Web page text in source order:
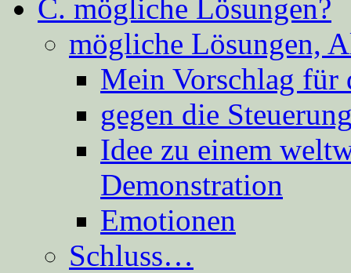
C. mögliche Lösungen?
mögliche Lösungen,
Mein Vorschlag für
gegen die
Idee zu einem
Demonstration
Emotionen
Schluss…